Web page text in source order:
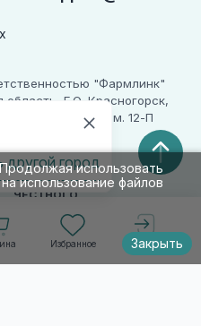
другой город
Избранное Войти
использовать
использование файлов
Закрыть
"Фармлинк"
Г.О. Красногорск,
17, помещ. III, ком. 12-П
ПАРТНЕР
ЧЕСТНОГО